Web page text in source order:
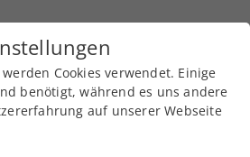
Cookies verwendet. Einige
benötigt, während es uns andere
auf unserer Webseite